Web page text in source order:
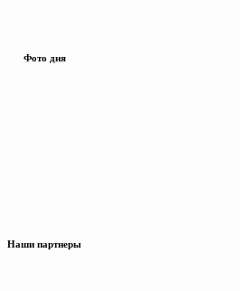
Фото дня
Наши партнеры